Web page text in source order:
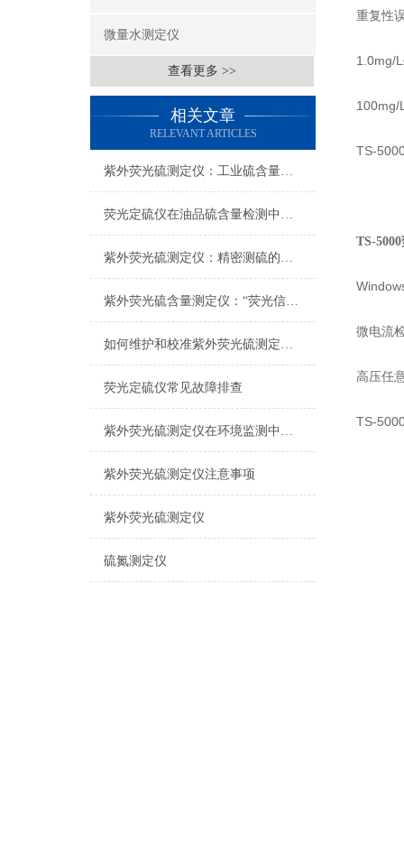
微量水测定仪
查看更多 >>
相关文章
RELEVANT ARTICLES
紫外荧光硫测定仪：工业硫含量检测的实用技术载体
荧光定硫仪在油品硫含量检测中的应用与实操要点
紫外荧光硫测定仪：精密测硫的技术内核与选型之道
紫外荧光硫含量测定仪：“荧光信号衰减”的快速诊断
如何维护和校准紫外荧光硫测定仪？
荧光定硫仪常见故障排查
紫外荧光硫测定仪在环境监测中的实际应用
紫外荧光硫测定仪注意事项
紫外荧光硫测定仪
硫氮测定仪
重复性
1.0mg/
100mg/
TS-
TS-
微电流
高压任
TS-